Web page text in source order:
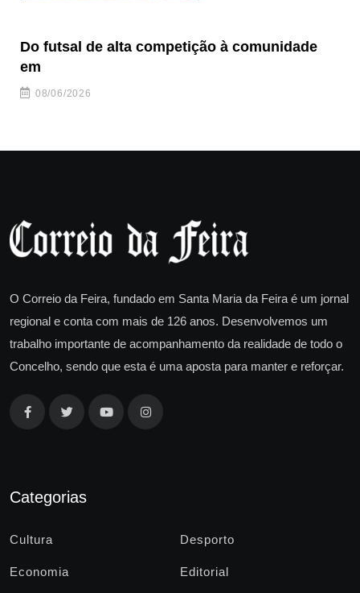
Do futsal de alta competição à comunidade
em
08/06/2026
O Correio da Feira, fundado em Santa Maria da Feira é um jornal
regional e conta com mais de 126 anos. Desenvolvemos um
trabalho importante de acompanhamento da realidade de todo o
Concelho, sendo que esta é uma aposta para manter e reforçar.
Categorias
Cultura Desporto
Economia Editorial